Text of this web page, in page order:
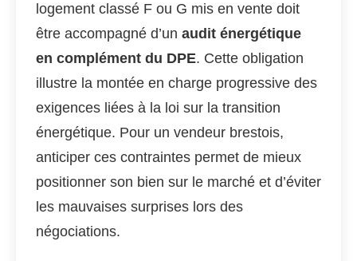
logement classé F ou G mis en vente doit
être accompagné d’un audit énergétique
en complément du DPE. Cette obligation
illustre la montée en charge progressive des
exigences liées à la loi sur la transition
énergétique. Pour un vendeur brestois,
anticiper ces contraintes permet de mieux
positionner son bien sur le marché et d’éviter
les mauvaises surprises lors des
négociations.